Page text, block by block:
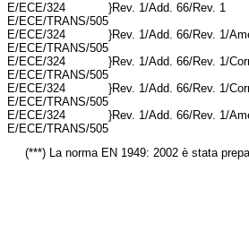
E/ECE/324
}Rev. 1/Add. 66/Rev. 1
E/ECE/TRANS/505
E/ECE/324
}Rev. 1/Add. 66/Rev. 1/
E/ECE/TRANS/505
E/ECE/324
}Rev. 1/Add. 66/Rev. 1/
E/ECE/TRANS/505
E/ECE/324
}Rev. 1/Add. 66/Rev. 1/
E/ECE/TRANS/505
E/ECE/324
}Rev. 1/Add. 66/Rev. 1/
E/ECE/TRANS/505
(***) La norma EN 1949: 2002 è stata